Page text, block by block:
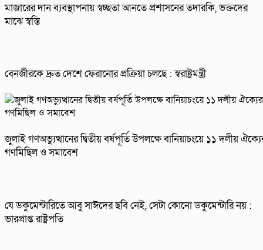
মাজারের দান ব্যবস্থাপনায় স্বচ্ছতা আনতে প্রশাসনের তদারকি, ভক্তদের
মাঝে স্বস্তি
বেনজীরকে দ্রুত দেশে ফেরানোর প্রক্রিয়া চলছে : স্বরাষ্ট্রমন্ত্রী
জুলাই গণঅভ্যুত্থানের দ্বিতীয় বর্ষপূর্তি উপলক্ষে বানিয়াচংয়ে ১১ দলীয়
গণমিছিল ও সমাবেশ
যে ডকুমেন্টারিতে আবু সাঈদের ছবি নেই, সেটা কোনো ডকুমেন্টারি নয় :
ভারপ্রাপ্ত রাষ্ট্রপতি